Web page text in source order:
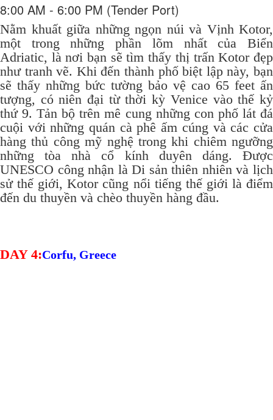
8:00 AM - 6:00 PM (Tender Port)
Nằm khuất giữa những ngọn núi và Vịnh Kotor,
một trong những phần lõm nhất của Biển
Adriatic, là nơi bạn sẽ tìm thấy thị trấn Kotor đẹp
như tranh vẽ. Khi đến thành phố biệt lập này, bạn
sẽ thấy những bức tường bảo vệ cao 65 feet ấn
tượng, có niên đại từ thời kỳ Venice vào thế kỷ
thứ 9. Tản bộ trên mê cung những con phố lát đá
cuội với những quán cà phê ấm cúng và các cửa
hàng thủ công mỹ nghệ trong khi chiêm ngưỡng
những tòa nhà cổ kính duyên dáng.
Được
UNESCO công nhận là Di sản thiên nhiên và lịch
sử thế giới, Kotor cũng nổi tiếng thế giới là điểm
đến du thuyền và chèo thuyền hàng đầu.
DAY 4:Corfu, Greece